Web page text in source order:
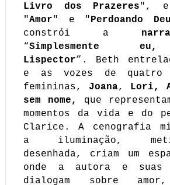
Livro dos Prazeres", e
"Amor" e " Perdoando
constrói a
“Simplesmente
Lispector”. Beth
e as vozes de quatro
femininas, Joana, Lori,
sem nome, que
momentos da vida e do
Clarice. A cenografia
a iluminação,
desenhada, criam um
onde a autora e suas
dialogam sobre